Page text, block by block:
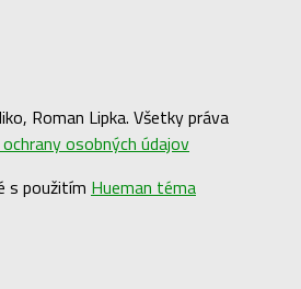
Roman Lipka. Všetky práva
osobných údajov
s použitím Hueman téma